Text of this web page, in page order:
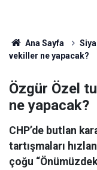
Ana Sayfa
vekiller ne yapacak?
Özgür Özel
ne yapacak?
CHP’de butlan
tartışmaları
çoğu